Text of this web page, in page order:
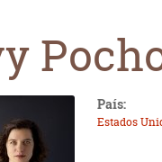
País:
Estados